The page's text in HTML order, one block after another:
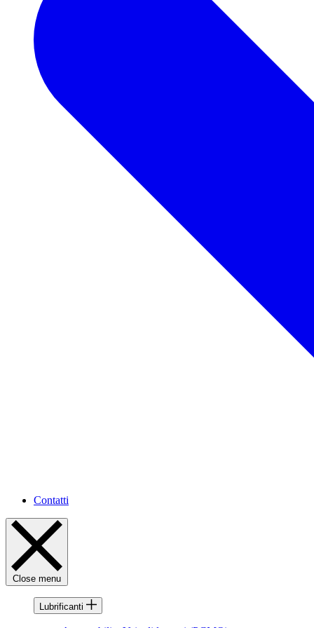
Contatti
Close menu
Lubrificanti